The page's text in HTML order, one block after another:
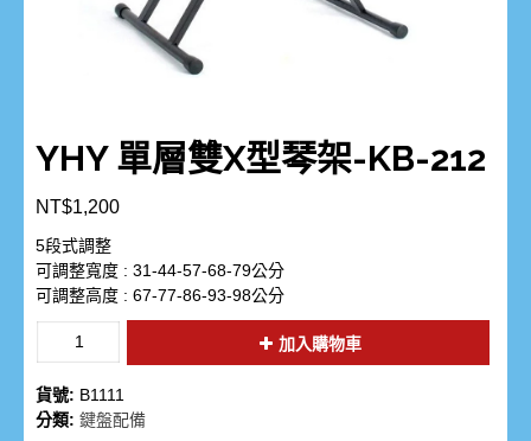
YHY 單層雙X型琴架-KB-212
NT$1,200
5段式調整
可調整寬度 : 31-44-57-68-79公分
可調整高度 : 67-77-86-93-98公分
加入購物車
貨號: B1111
分類: 鍵盤配備